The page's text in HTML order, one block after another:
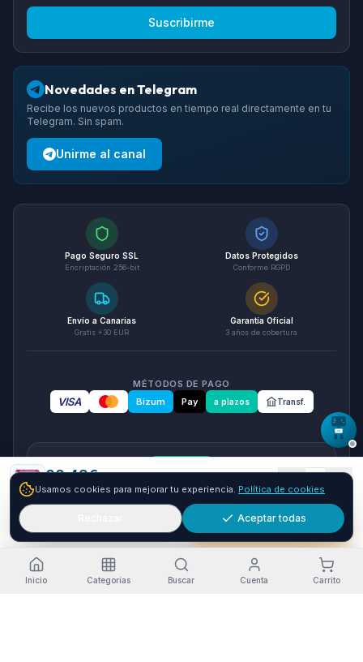
88.43€
Envío GRATIS 24-72h
Comprar ya
Suscribirme
Novedades en Telegram
Recibe los nuevos productos en tiempo real directamente en tu
Telegram. Sin spam.
Unirme al canal
Pago Seguro SSL
Encriptación 256-bit
Datos Protegidos
Conforme RGPD
Envío a Canarias
Gratis +30 EUR
Garantía Oficial
3 años de cobertura
MÉTODOS DE PAGO
VISA Bizum Pay a plazos Transf.
seQura
Paga a plazos con seQura
Fracciona tu compra en 3, 6 o 12 plazos. Financiacion sujeta
a aprobacion por seQura. Sin papeleo y con respuesta
inmediata.
Como funciona
Usamos cookies para mejorar tu experiencia. Política de cookies
Aceptar todas
Inicio Categorías Buscar Cuenta Carrito